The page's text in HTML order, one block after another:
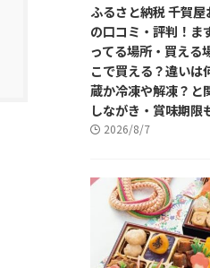
ふるさと納税 千賀屋
の口コミ・評判！ま
ってる場所・買える
こで買える？違い
蔵か冷凍や解凍？と
しながき・賞味期限
2026/8/7